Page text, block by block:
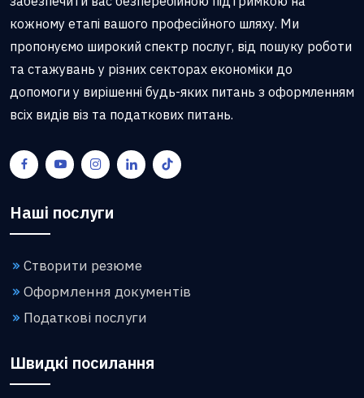
кожному етапі вашого професійного шляху. Ми
пропонуємо широкий спектр послуг, від пошуку роботи
та стажувань у різних секторах економіки до
допомоги у вирішенні будь-яких питань з оформленням
всіх видів віз та податкових питань.
Наші послуги
Створити резюме
Оформлення документів
Податкові послуги
Швидкі посилання